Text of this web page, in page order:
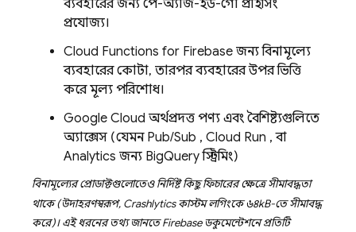
ব্যবহারের জন্য পে-অ্যাজ-ইউ-গো প্রাইসিং
প্রযোজ্য।
Cloud Functions for Firebase জন্য বিনামূল্যে
ব্যবহারের কোটা, তারপর ব্যবহারের উপর ভিত্তি
করে মূল্য পরিশোধ।
Google Cloud অর্থপ্রদত্ত পণ্য এবং বৈশিষ্ট্যগুলিতে
অ্যাক্সেস (যেমন Pub/Sub , Cloud Run , বা
Analytics জন্য BigQueryস্ট্রিমিং)
বিনামূল্যের প্রোডাক্টগুলোতেও নির্দিষ্ট কিছু ফিচারের ক্ষেত্রে সীমাবদ্ধতা
থাকে (উদাহরণস্বরূপ, Crashlyticsকাস্টম লগিংকে ৬৪kB-তে সীমাবদ্ধ
করে)। এই ধরনের তথ্য জানতে Firebase ডকুমেন্টেশনে প্রতিটি